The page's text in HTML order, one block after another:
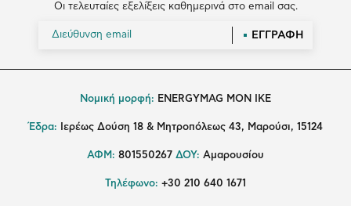
Οι τελευταίες εξελίξεις καθημερινά στο email σας.
ΕΓΓΡΑΦΗ
Νομική μορφή: ENERGYMAG MON IKE
Έδρα: Ιερέως Δούση 18 & Μητροπόλεως 43, Μαρούσι, 15124
ΑΦΜ: 801550267 ΔΟΥ: Αμαρουσίου
Τηλέφωνο: +30 210 640 1671